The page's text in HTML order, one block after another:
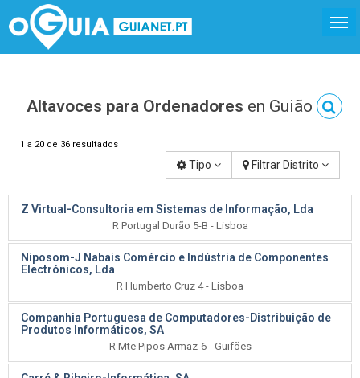
Altavoces para Ordenadores en Guião
1 a 20 de 36 resultados
Tipo Filtrar Distrito
Z Virtual-Consultoria em Sistemas de Informação, Lda
R Portugal Durão 5-B - Lisboa
Niposom-J Nabais Comércio e Indústria de Componentes
Electrónicos, Lda
R Humberto Cruz 4 - Lisboa
Companhia Portuguesa de Computadores-Distribuição de
Produtos Informáticos, SA
R Mte Pipos Armaz-6 - Guifões